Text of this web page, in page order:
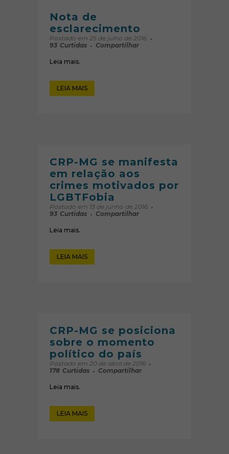
Nota de
esclarecimento
Postado em 25 de julho de 2016
93 Curtidas Compartilhar
Leia mais.
LEIA MAIS
CRP-MG se manifesta
em relação aos
crimes motivados por
LGBTFobia
Postado em 13 de junho de 2016
93 Curtidas Compartilhar
Leia mais.
LEIA MAIS
CRP-MG se posiciona
sobre o momento
político do país
Postado em 20 de abril de 2016
178 Curtidas Compartilhar
Leia mais.
LEIA MAIS